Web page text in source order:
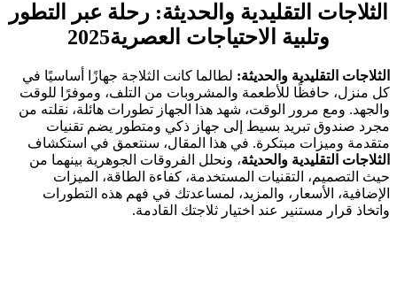
الثلاجات التقليدية والحديثة: رحلة عبر التطور
وتلبية الاحتياجات العصرية2025
الثلاجات التقليدية والحديثة: لطالما كانت الثلاجة جهازًا أساسيًا في
كل منزل، حافظًا للأطعمة والمشروبات من التلف، وموفرًا للوقت
والجهد. ومع مرور الوقت، شهد هذا الجهاز تطورات هائلة، نقلته من
مجرد صندوق تبريد بسيط إلى جهاز ذكي ومتطور يضم تقنيات
متقدمة وميزات مبتكرة. في هذا المقال، سنتعمق في استكشاف
الثلاجات التقليدية والحديثة، ونحلل الفروقات الجوهرية بينهما من
حيث التصميم، التقنيات المستخدمة، كفاءة الطاقة، الميزات
الإضافية، الأسعار، والمزيد، لمساعدتك في فهم هذه التطورات
واتخاذ قرار مستنير عند اختيار ثلاجتك القادمة.